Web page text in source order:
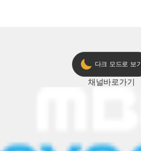
다크 모드로 보
채널바로가기